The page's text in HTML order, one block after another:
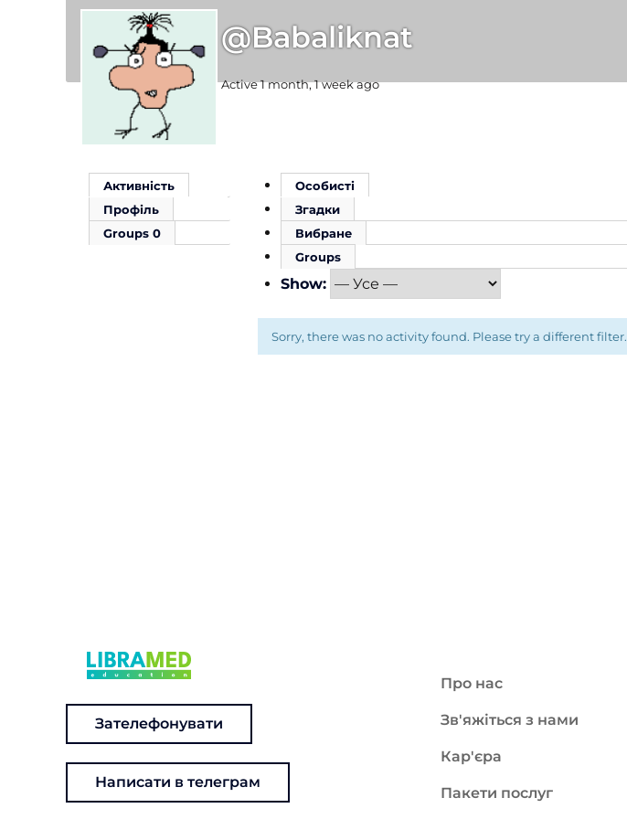
@babaliknat
Active 1 month, 1 week ago
Активність
Профіль
Groups 0
Особисті
Згадки
Вибране
Groups
Show:
Sorry, there was no activity found. Please try a different filter.
Зателефонувати
Написати в телеграм
Про нас
Зв'яжіться з нами
Кар'єра
Пакети послуг